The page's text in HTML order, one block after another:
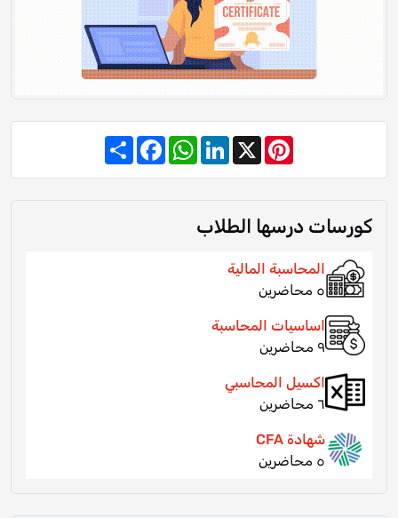
Share
Facebook
WhatsAppLinkedIn X
Pinterest
كورسات درسها الطلاب
المحاسبة المالية
٥ محاضرين
اساسيات المحاسبة
٩ محاضرين
اكسيل المحاسبي
٦ محاضرين
شهادة CFA
٥ محاضرين